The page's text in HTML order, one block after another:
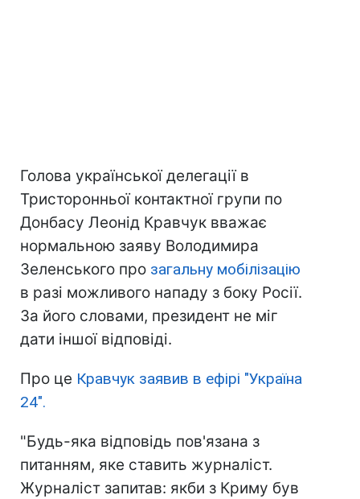
Голова української делегації в
Тристоронньої контактної групи по
Донбасу Леонід Кравчук вважає
нормальною заяву Володимира
Зеленського про загальну мобілізацію
в разі можливого нападу з боку Росії.
За його словами, президент не міг
дати іншої відповіді.
Про це Кравчук заявив в ефірі "Україна
24".
"Будь-яка відповідь пов'язана з
питанням, яке ставить журналіст.
Журналіст запитав: якби з Криму був